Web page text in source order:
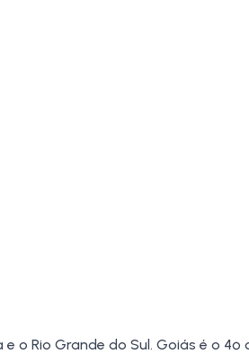
e o Rio Grande do Sul. Goiás é o 4º